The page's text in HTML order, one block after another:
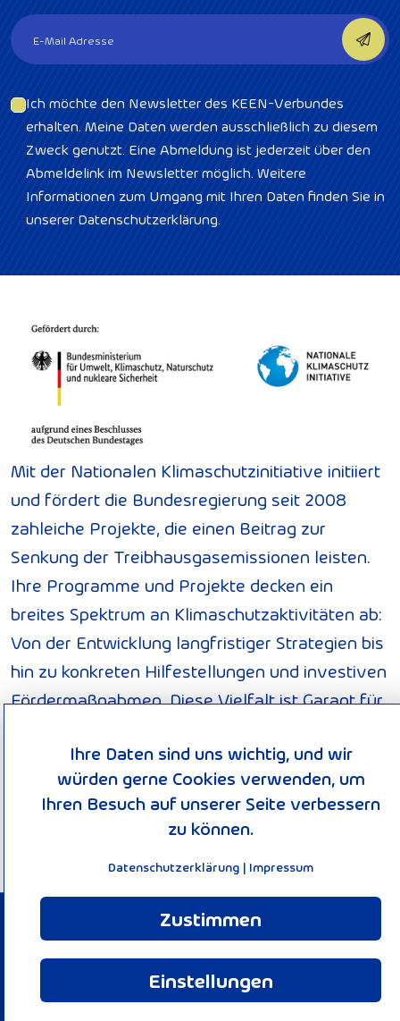
Ich möchte den Newsletter des KEEN-Verbundes
erhalten. Meine Daten werden ausschließlich zu diesem
Zweck genutzt. Eine Abmeldung ist jederzeit über den
Abmeldelink im Newsletter möglich. Weitere
Informationen zum Umgang mit Ihren Daten finden Sie in
unserer Datenschutzerklärung.
Mit der Nationalen Klimaschutzinitiative initiiert
und fördert die Bundesregierung seit 2008
zahleiche Projekte, die einen Beitrag zur
Senkung der Treibhausgasemissionen leisten.
Ihre Programme und Projekte decken ein
breites Spektrum an Klimaschutzaktivitäten ab:
Von der Entwicklung langfristiger Strategien bis
hin zu konkreten Hilfestellungen und investiven
Fördermaßnahmen. Diese Vielfalt ist Garant für
trägt zu einer Verankerung des Klimaschutzes
vor Ort bei. Von ihr profitieren Verbraucherinnen
und Verbraucher ebenso wie Unternehmen,
Kommunen oder Bildungseinrichtungen.
© 2026 KEEN-Verbund
Impressum
Datenschutzerklärung
Ihre Daten sind uns wichtig, und wir
würden gerne Cookies verwenden, um
Ihren Besuch auf unserer Seite verbessern
zu können.
Datenschutzerklärung | Impressum
Zustimmen
Einstellungen